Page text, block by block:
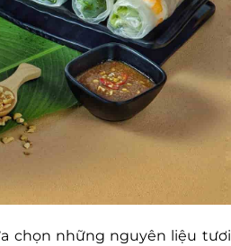
chọn những nguyên liệu tươi